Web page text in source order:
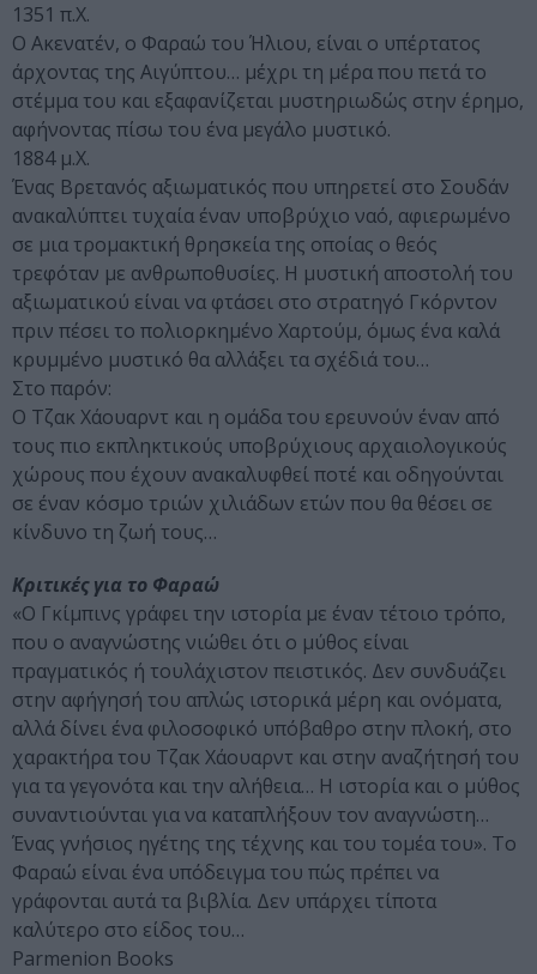
1351 π.Χ.
Ο Ακενατέν, ο Φαραώ του Ήλιου, είναι ο υπέρτατος
άρχοντας της Αιγύπτου… μέχρι τη μέρα που πετά το
στέμμα του και εξαφανίζεται μυστηριωδώς στην έρημο,
αφήνοντας πίσω του ένα μεγάλο μυστικό.
1884 μ.Χ.
Ένας Βρετανός αξιωματικός που υπηρετεί στο Σουδάν
ανακαλύπτει τυχαία έναν υποβρύχιο ναό, αφιερωμένο
σε μια τρομακτική θρησκεία της οποίας ο θεός
τρεφόταν με ανθρωποθυσίες. Η μυστική αποστολή του
αξιωματικού είναι να φτάσει στο στρατηγό Γκόρντον
πριν πέσει το πολιορκημένο Χαρτούμ, όμως ένα καλά
κρυμμένο μυστικό θα αλλάξει τα σχέδιά του…
Στο παρόν:
Ο Τζακ Χάουαρντ και η ομάδα του ερευνούν έναν από
τους πιο εκπληκτικούς υποβρύχιους αρχαιολογικούς
χώρους που έχουν ανακαλυφθεί ποτέ και οδηγούνται
σε έναν κόσμο τριών χιλιάδων ετών που θα θέσει σε
κίνδυνο τη ζωή τους…
Κριτικές για το Φαραώ
«Ο Γκίμπινς γράφει την ιστορία με έναν τέτοιο τρόπο,
που ο αναγνώστης νιώθει ότι ο μύθος είναι
πραγματικός ή τουλάχιστον πειστικός. Δεν συνδυάζει
στην αφήγησή του απλώς ιστορικά μέρη και ονόματα,
αλλά δίνει ένα φιλοσοφικό υπόβαθρο στην πλοκή, στο
χαρακτήρα του Τζακ Χάουαρντ και στην αναζήτησή του
για τα γεγονότα και την αλήθεια… Η ιστορία και ο μύθος
συναντιούνται για να καταπλήξουν τον αναγνώστη…
Ένας γνήσιος ηγέτης της τέχνης και του τομέα του». Το
Φαραώ είναι ένα υπόδειγμα του πώς πρέπει να
γράφονται αυτά τα βιβλία. Δεν υπάρχει τίποτα
καλύτερο στο είδος του…
Parmenion Books